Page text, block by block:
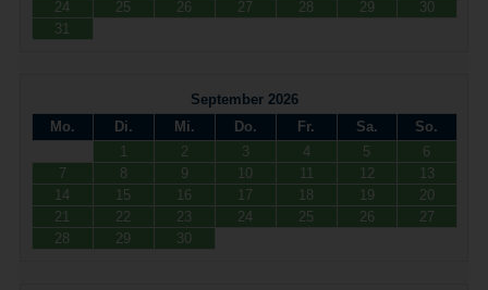
24
25 26 27 28 29
30
31
September 2026
Mo.
Di. Mi. Do. Fr. Sa.
So.
1
2 3 4 5
6
7
8 9 10 11 12
13
14
15 16 17 18 19
20
21
22 23 24 25 26
27
28
29 30